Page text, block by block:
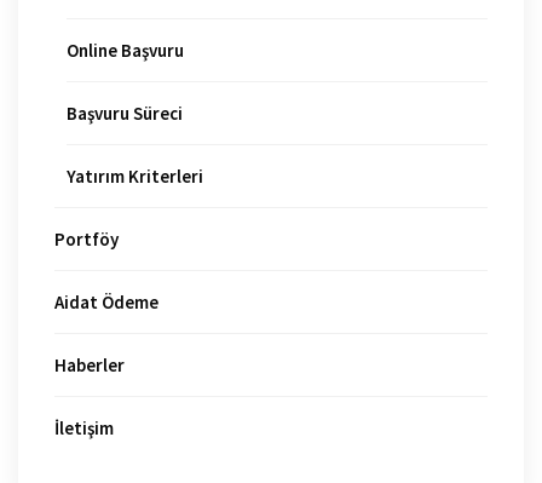
Online Başvuru
Başvuru Süreci
Yatırım Kriterleri
Portföy
Aidat Ödeme
Haberler
İletişim